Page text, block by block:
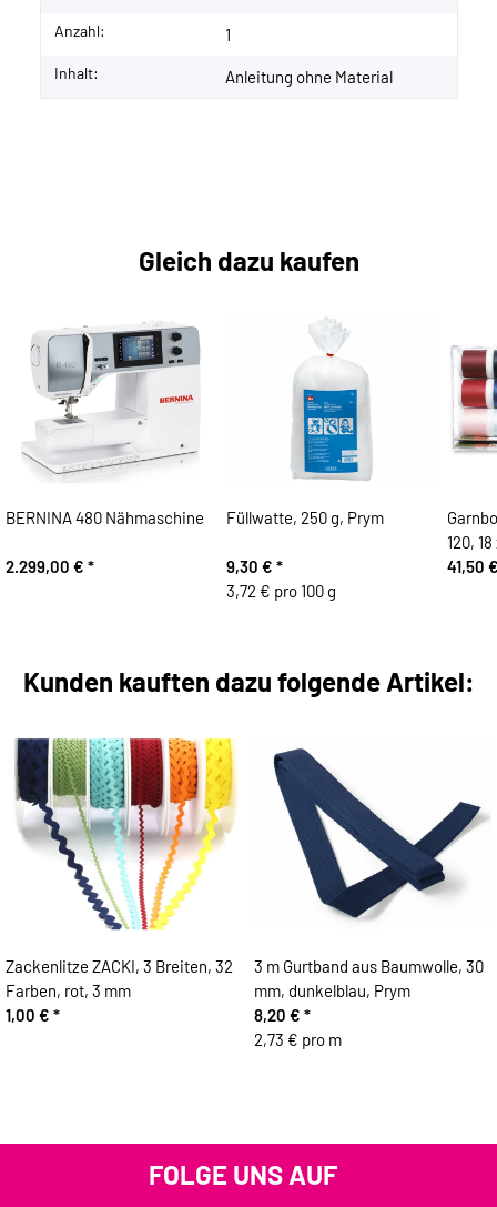
Anzahl: 1
Inhalt: Anleitung ohne Material
Gleich dazu kaufen
BERNINA 480 Nähmaschine
2.299,00 € *
Füllwatte, 250 g, Prym
9,30 € *
3,72 € pro 100 g
120,
41,50
Kunden kauften dazu folgende Artikel:
Zackenlitze ZACKI, 3 Breiten, 32
Farben, rot, 3 mm
1,00 € *
3 m Gurtband aus Baumwolle, 30
mm, dunkelblau, Prym
8,20 € *
2,73 € pro m
FOLGE UNS AUF